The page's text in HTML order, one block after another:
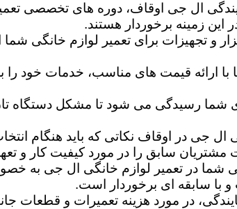
ال جی اوقاف، دوره های تخصصی
این زمینه برخوردار هستند.
و تجهیزات برای تعمیر لوازم خانگی
ارائه قیمت های مناسب، خدمات خود را
رسیدگی می شود تا مشکل دستگاه تان
ال جی در اوقاف نکاتی که باید هنگام
مشتریان سابق را در مورد کیفیت کار و
شما در تعمیر لوازم خانگی ال جی به
با سابقه ای برخوردار است.
در مورد هزینه تعمیرات و قطعات